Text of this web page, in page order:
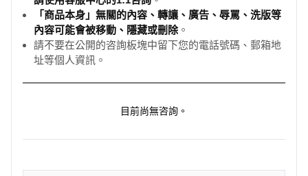
「商品本身」無關的內容、轉讓、廣告、辱罵、洗版等
內容可能會被移動、隱藏或刪除。
請不要在公開的咨詢板塊中留下您的電話號碼、郵箱地
址等個人資訊。
目前尚無咨詢。